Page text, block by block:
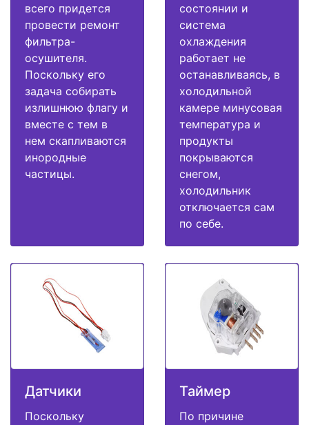
всего придется
провести ремонт
фильтра-
осушителя.
Поскольку его
задача собирать
излишнюю флагу и
вместе с тем в
нем скапливаются
инородные
частицы.
состоянии и
система
охлаждения
работает не
останавливаясь, в
холодильной
камере минусовая
температура и
продукты
покрываются
снегом,
холодильник
отключается сам
по себе.
Датчики
Поскольку
Таймер
По причине